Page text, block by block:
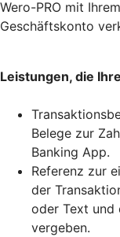
Wero-PRO mit
Geschäftskonto
Leistungen, die
Belege zur
Banking App.
Referenz zur
der
oder Text und
vergeben.